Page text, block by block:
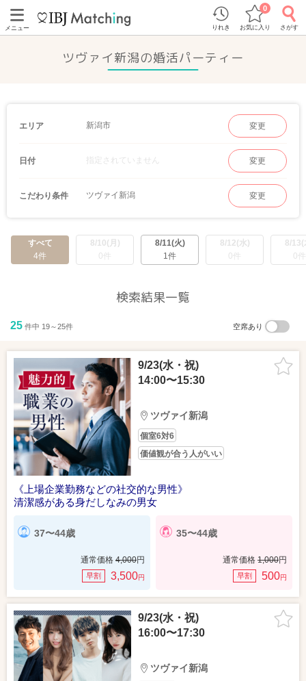
メニュー りれき お気に入り
0
さがす
ツヴァイ新潟の婚活パーティー
エリア 新潟市 変更
日付 指定されていません 変更
こだわり条件 ツヴァイ新潟 変更
すべて
4件
8/10(月)
0件
8/11(火)
1件
8/12(水)
0件
8/13(
0件
検索結果一覧
25 件中 19～25件 空席あり
9/23(水・祝)
14:00〜15:30
ツヴァイ新潟
個室6対6
価値観が合う人がいい
《上場企業勤務などの社交的な男性》
清潔感がある身だしなみの男女
37〜44歳
通常価格 4,000円
早割 3,500円
35〜44歳
通常価格 1,000円
早割 500円
9/23(水・祝)
16:00〜17:30
ツヴァイ新潟